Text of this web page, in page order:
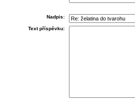
Nadpis:
Text příspěvku: